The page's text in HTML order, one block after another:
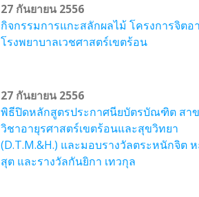
27 กันยายน 2556
กิจกรรมการแกะสลักผลไม้ โครงการจิตอ
โรงพยาบาลเวชศาสตร์เขตร้อน
27 กันยายน 2556
พิธีปิดหลักสูตรประกาศนียบัตรบัณฑิต สา
วิชาอายุรศาสตร์เขตร้อนและสุขวิทยา
(D.T.M.&H.) และมอบรางวัลตระหนักจิต
สุต และรางวัลกันยิกา เทวกุล